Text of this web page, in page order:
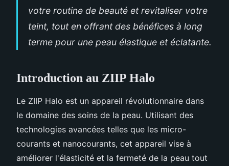
votre routine de beauté et revitaliser votre
teint, tout en offrant des bénéfices à long
terme pour une peau élastique et éclatante.
Introduction au ZIIP Halo
Le ZIIP Halo est un appareil révolutionnaire dans
le domaine des soins de la peau. Utilisant des
technologies avancées telles que les micro-
courants et nanocourants, cet appareil vise à
améliorer l'élasticité et la fermeté de la peau tout